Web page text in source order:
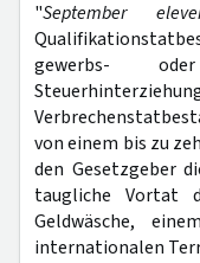
"September
gewerbs-
von einem bis zu
den Gesetzgeber
taugliche Vortat
Geldwäsche,
internationalen